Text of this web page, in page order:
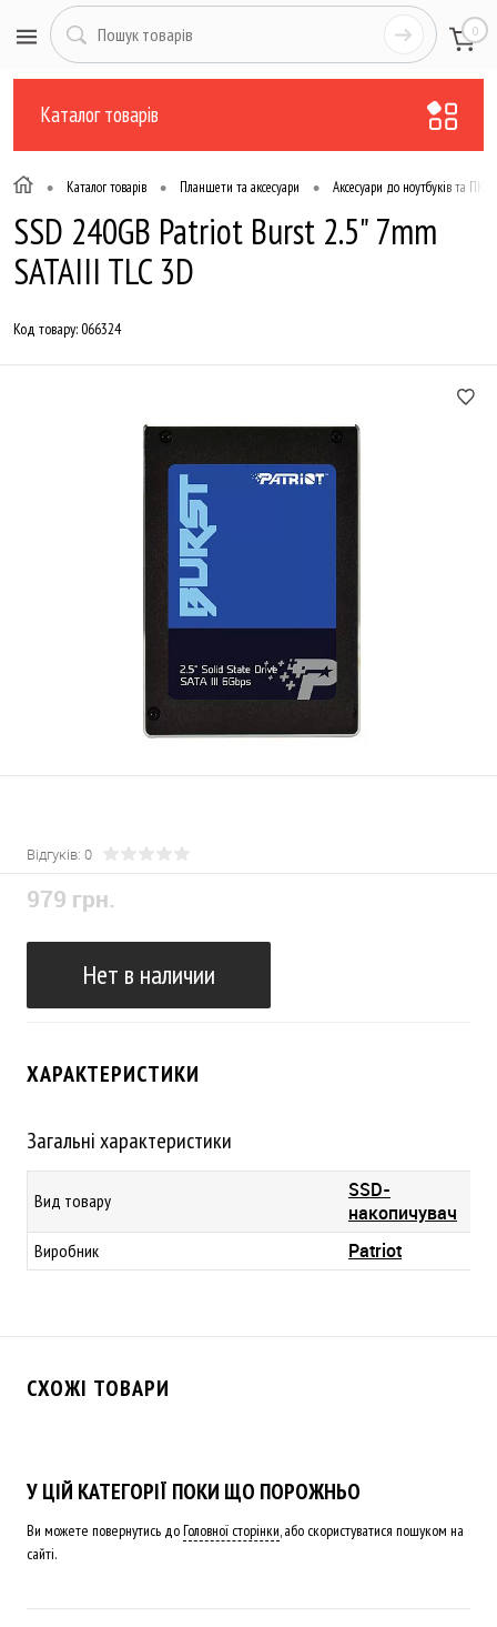
0
Каталог товарів
• Каталог товарів • Планшети та аксесуари • Аксесуари до ноутбуків та ПК
SSD 240GB Patriot Burst 2.5" 7mm
SATAIII TLC 3D
Код товару:066324
Відгуків: 0
979 грн.
Нет в наличии
ХАРАКТЕРИСТИКИ
Загальні характеристики
Вид товару
SSD-
накопичувач
Виробник Patriot
СХОЖІ ТОВАРИ
У ЦІЙ КАТЕГОРІЇ ПОКИ ЩО ПОРОЖНЬО
Ви можете повернутись доГоловної сторінки, або скористуватися пошуком на
сайті.